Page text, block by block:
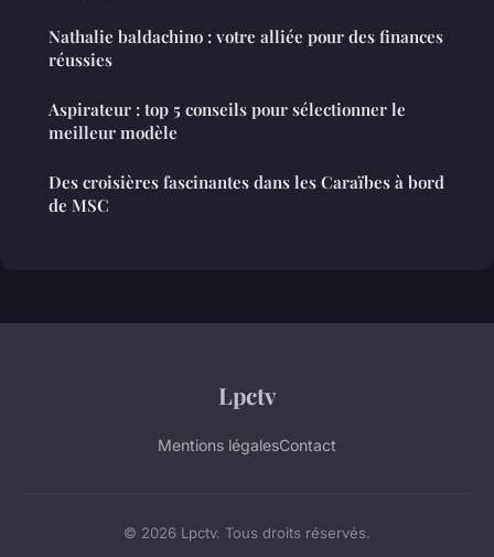
Nathalie baldachino : votre alliée pour des finances
réussies
Aspirateur : top 5 conseils pour sélectionner le
meilleur modèle
Des croisières fascinantes dans les Caraïbes à bord
de MSC
Lpctv
Mentions légalesContact
© 2026 Lpctv. Tous droits réservés.